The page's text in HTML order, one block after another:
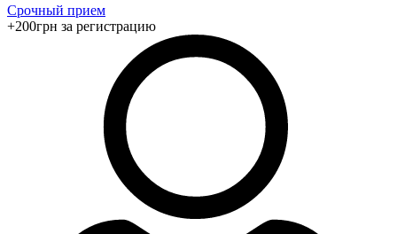
Срочный прием
+200грн за регистрацию